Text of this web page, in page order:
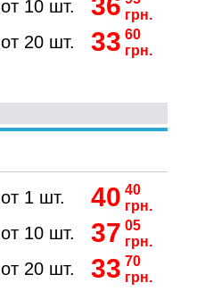
от 10 шт.
грн.
от 20 шт. 33 60
грн.
от 1 шт. 40 40
грн.
от 10 шт. 37 05
грн.
от 20 шт. 33 70
грн.